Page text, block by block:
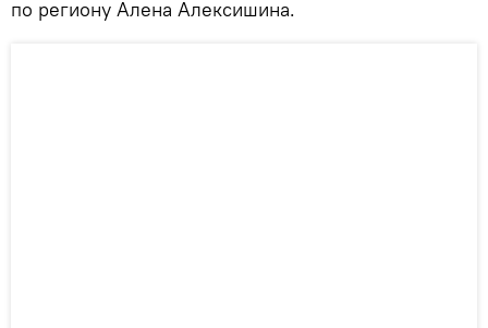
по региону Алена Алексишина.